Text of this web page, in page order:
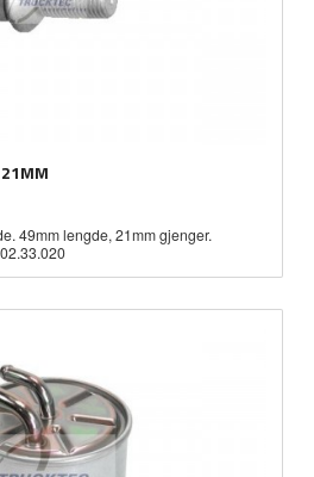
49mm lengde, 21mm gjenger.